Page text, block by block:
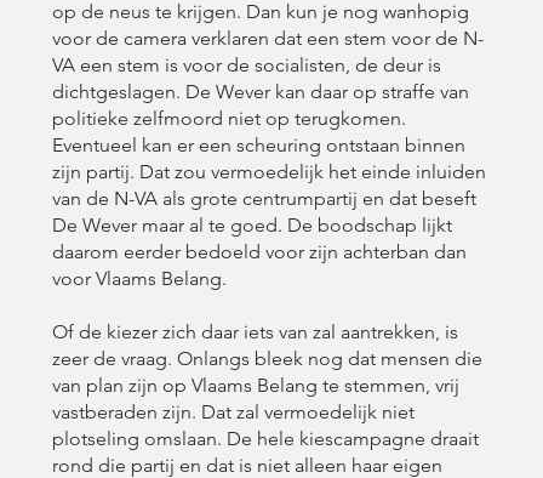
op de neus te krijgen. Dan kun je nog wanhopig
voor de camera verklaren dat een stem voor de N-
VA een stem is voor de socialisten, de deur is
dichtgeslagen. De Wever kan daar op straffe van
politieke zelfmoord niet op terugkomen.
Eventueel kan er een scheuring ontstaan binnen
zijn partij. Dat zou vermoedelijk het einde inluiden
van de N-VA als grote centrumpartij en dat beseft
De Wever maar al te goed. De boodschap lijkt
daarom eerder bedoeld voor zijn achterban dan
voor Vlaams Belang.
Of de kiezer zich daar iets van zal aantrekken, is
zeer de vraag. Onlangs bleek nog dat mensen die
van plan zijn op Vlaams Belang te stemmen, vrij
vastberaden zijn. Dat zal vermoedelijk niet
plotseling omslaan. De hele kiescampagne draait
rond die partij en dat is niet alleen haar eigen